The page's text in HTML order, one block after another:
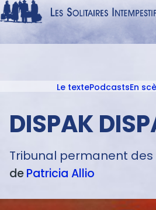
Aller
au
Navigation
ACCUEIL
AUTEURS
À L'AFFICHE
CATALOGUE
texte
Le textePodcastsEn
DISPAK
Tribunal permanent
dePatricia Allio